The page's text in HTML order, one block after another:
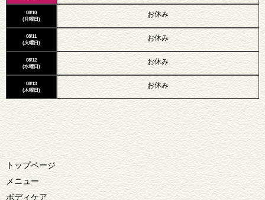
08/10
(月曜日)
08/11
(火曜日)
08/12
(水曜日)
08/13
(木曜日)
お休み
お休み
お休み
お休み
トップページ
メニュー
ボディケア